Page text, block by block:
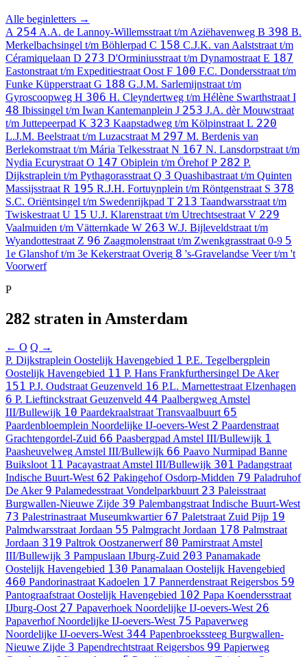
Alle beginletters →
A 254 A.A. de Lannoy-Willemsstraat t/m Aziëhavenweg B 398 B.
Merkelbachsingel t/m Böhlerpad C 158 C.J.K. van Aalststraat t/m
Céramiquelaan D 273 D'Orminiusstraat t/m Dynamostraat E 187
Eastonstraat t/m Expeditiestraat Oost F 100 F.C. Dondersstraat t/m
Funke Küpperstraat G 188 G.J.M. Sarlemijnstraat t/m
Gyroscoopweg H 306 H. Cleyndertweg t/m Hélène Swarthstraat I
48 Ibissingel t/m Iwan Kantemanplein J 253 J.A. dèr Mouwstraat
t/m Juttepeerpad K 323 Kaapstadweg t/m Kölpinstraat L 220
L.J.M. Beelstraat t/m Luzacstraat M 297 M. Berdenis van
Berlekomstraat t/m Mária Telkesstraat N 167 N. Lansdorpstraat t/m
Nydia Ecurystraat O 147 Obiplein t/m ÖrehofP 282 P.
Dijkstraplein t/m Pythagorasstraat Q 3 Quashibastraat t/m Quinten
Massijsstraat R 195 R.J.H. Fortuynplein t/m Röntgenstraat S 378
S.C. Oriëntsingel t/m Swedenrijkpad T 213 Taandwarsstraat t/m
Twiskestraat U 15 U.J. Klarenstraat t/m Utrechtsestraat V 229
Vaalmuiden t/m Vätternkade W 263 W.J. Bijleveldstraat t/m
Wyandottestraat Z 96 Zaagmolenstraat t/m Zwenkgrasstraat 0-9 5
1e Glanshof t/m 3e Kekerstraat Overig 8 's-Gravelandse Veer t/m 't
Voorwerf
P
282 straten in Amsterdam
← O Q →
P. Dijkstraplein Oostelijk Havengebied 1 P.E. Tegelbergplein
Oostelijk Havengebied 11 P. Hans Frankfurthersingel De Aker
151 P.J. Oudstraat Geuzenveld 16 P.L. Marnettestraat Elzenhagen
6 P. Lieftinckstraat Geuzenveld 44 PaalbergwegAmstel
III/Bullewijk 10 Paardekraalstraat Transvaalbuurt 65
Paardenbloemplein Noordelijke IJ-oevers-West 2 Paardenstraat
Grachtengordel-Zuid 66 PaasbergpadAmstel III/Bullewijk 1
PaasheuvelwegAmstel III/Bullewijk 66 Paavo Nurmipad Banne
Buiksloot 11 PacayastraatAmstel III/Bullewijk 301 Padangstraat
Indische Buurt-West 62 Pakingehof Osdorp-Midden 79 Paladruhof
De Aker 9 Palamedesstraat Vondelparkbuurt 23 Paleisstraat
Burgwallen-Nieuwe Zijde 39 Palembangstraat Indische Buurt-West
73 Palestrinastraat Museumkwartier 67 Paletstraat Zuid Pijp 19
Palmdwarsstraat Jordaan 55 Palmgracht Jordaan 178 Palmstraat
Jordaan 319 Paltrok Oostzanerwerf 80 PamirstraatAmstel
III/Bullewijk 3 Pampuslaan IJburg-Zuid 203 Panamakade
Oostelijk Havengebied 130 Panamalaan Oostelijk Havengebied
460 Pandorinastraat Kadoelen 17 Pannerdenstraat Reigersbos 59
Pantograafstraat Oostelijk Havengebied 102 Papa Koendersstraat
IJburg-Oost 27 Papaverhoek Noordelijke IJ-oevers-West 26
Papaverhof Noordelijke IJ-oevers-West 75 Papaverweg
Noordelijke IJ-oevers-West 344 Papenbroekssteeg Burgwallen-
Nieuwe Zijde 3 Papendrechtstraat Reigersbos 99 Papierweg